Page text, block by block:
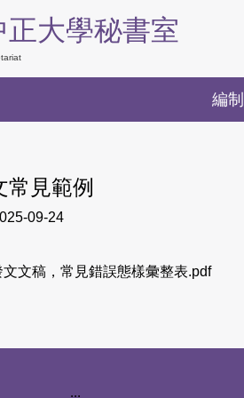
正大學秘書室
編制
常見範例
09-24
文稿，常見錯誤態樣彙整表.pdf